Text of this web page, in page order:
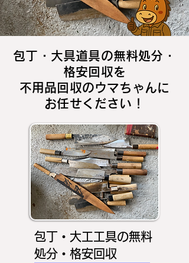
包丁・大具道具の無料処分・
格安回収を
不用品回収のウマちゃんに
お任せください！
包丁・大工工具の無料
処分・格安回収